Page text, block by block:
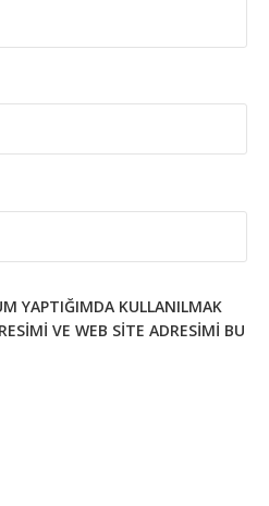
YAPTIĞIMDA KULLANILMAK
VE WEB SITE ADRESIMI BU